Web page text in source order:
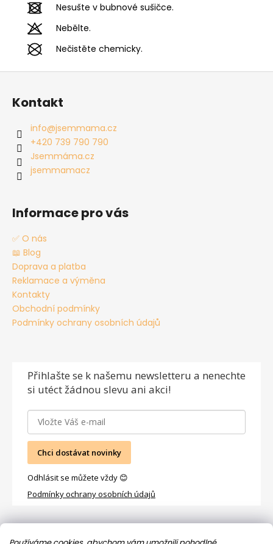
Nesušte v bubnové sušičce.
Nebělte.
Nečistěte chemicky.
Z
Kontakt
info@jsemmama.cz
+420 739 790 790
Jsemmáma.cz
jsemmamacz
Informace pro vás
✅ O nás
📖 Blog
Doprava a platba
Reklamace a výměna
Kontakty
Obchodní podmínky
Podmínky ochrany osobních údajů
Přihlašte se k našemu newsletteru a nenechte
si utéct žádnou slevu ani akci!
Chci dostávat novinky
Odhlásit se můžete vždy 😊
Podmínky ochrany osobních údajů
Facebook